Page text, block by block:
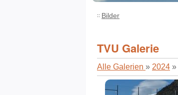
Bilder
TVU Galerie
Alle Galerien » 2024 »